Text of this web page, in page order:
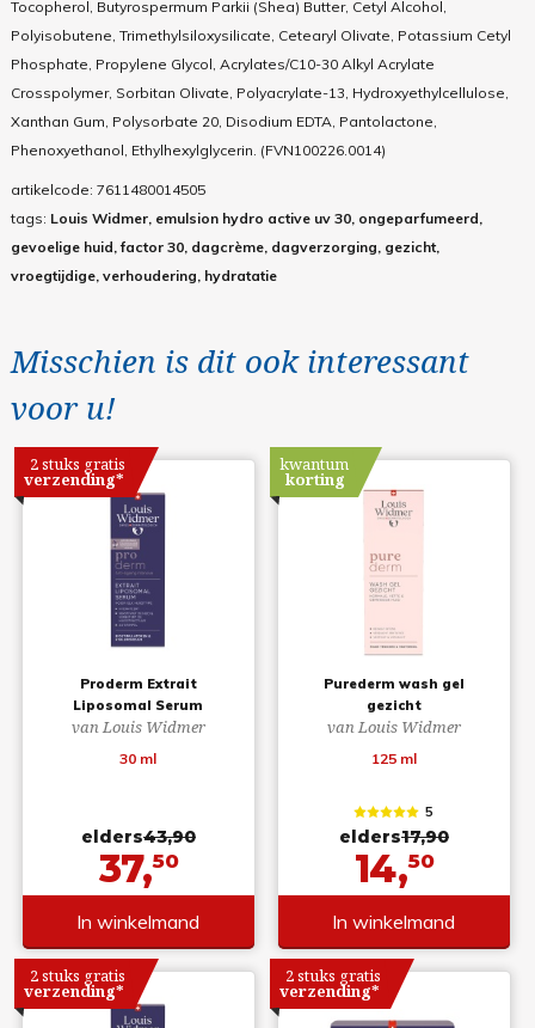
Tocopherol, Butyrospermum Parkii (Shea) Butter, Cetyl Alcohol,
Polyisobutene, Trimethylsiloxysilicate, Cetearyl Olivate, Potassium Cetyl
Phosphate, Propylene Glycol, Acrylates/C10-30 Alkyl Acrylate
Crosspolymer, Sorbitan Olivate, Polyacrylate-13, Hydroxyethylcellulose,
Xanthan Gum, Polysorbate 20, Disodium EDTA, Pantolactone,
Phenoxyethanol, Ethylhexylglycerin. (FVN100226.0014)
artikelcode: 7611480014505
tags: Louis Widmer, emulsion hydro active uv 30, ongeparfumeerd,
gevoelige huid, factor 30, dagcrème, dagverzorging, gezicht,
vroegtijdige, verhoudering, hydratatie
Misschien is dit ook interessant
voor u!
Proderm Extrait
Liposomal Serum
van Louis Widmer
30 ml
2 stuks gratis
verzending*
elders43,90
37,50
In winkelmand
Purederm wash gel
gezicht
van Louis Widmer
125 ml
kwantum
korting
5
elders17,90
14,50
In winkelmand
2 stuks gratis
verzending*
2 stuks gratis
verzending*